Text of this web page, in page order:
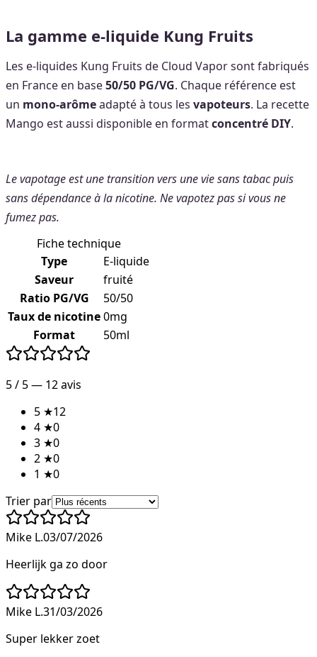
La gamme e-liquide Kung Fruits
Les e-liquides Kung Fruits de Cloud Vapor sont fabriqués
en France en base50/50 PG/VG. Chaque référence est
un mono-arômeadapté à tous les vapoteurs. La recette
Mango est aussi disponible en formatconcentré DIY.
Le vapotage est une transition vers une vie sans tabac puis
sans dépendance à la nicotine. Ne vapotez pas si vous ne
fumez pas.
Fiche technique
Type
E-liquide
Saveur
fruité
Ratio PG/VG
50/50
Taux de nicotine0mg
Format
50ml
5/ 5 — 12avis
5 ★12
4 ★0
3 ★0
2 ★0
1 ★0
Trier par
Mike L.03/07/2026
Heerlijk ga zo door
Mike L.31/03/2026
Super lekker zoet